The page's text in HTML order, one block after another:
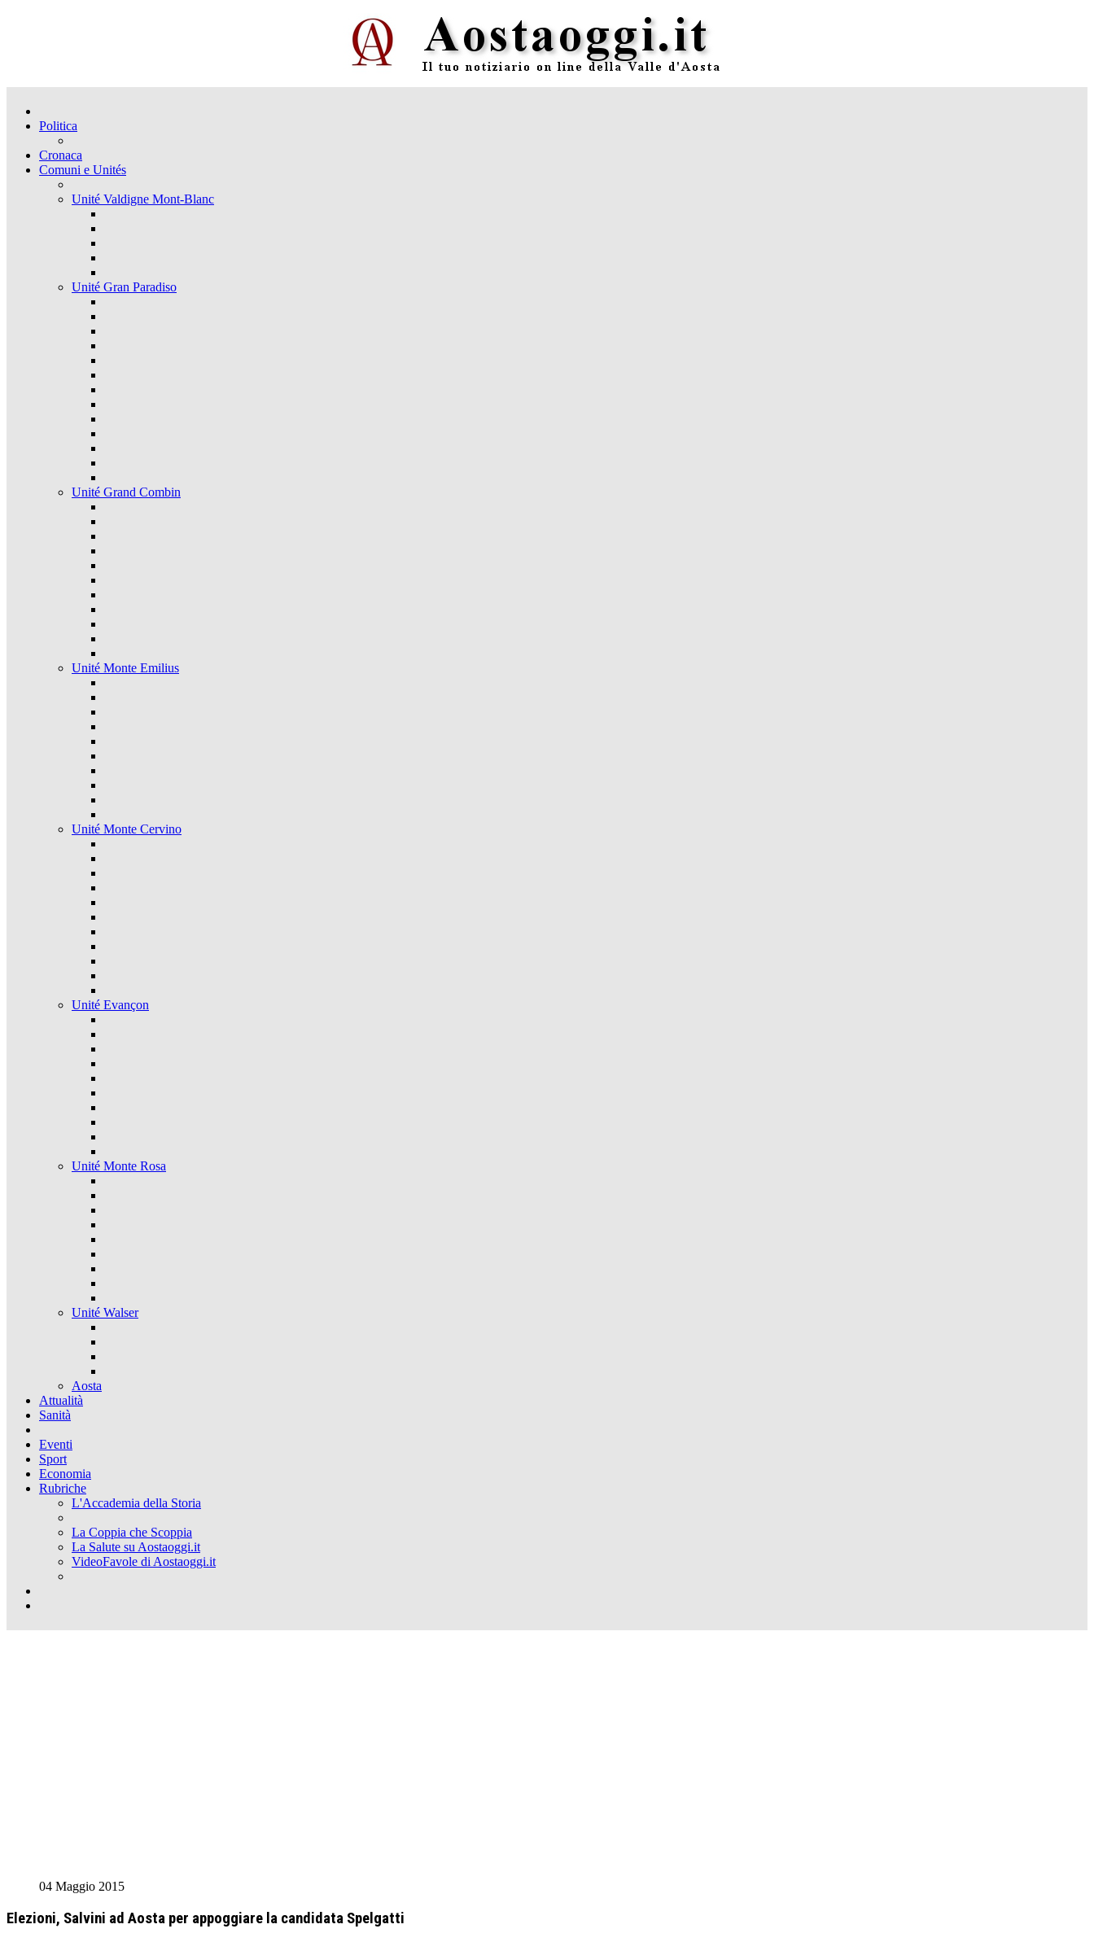
Politica
Cronaca
Comuni e Unités
Unité Valdigne Mont-Blanc
Unité Gran Paradiso
Unité Grand Combin
Unité Monte Emilius
Unité Monte Cervino
Unité Evançon
Unité Monte Rosa
Unité Walser
Aosta
Attualità
Sanità
Eventi
Sport
Economia
Rubriche
L'Accademia della Storia
La Coppia che Scoppia
La Salute su Aostaoggi.it
VideoFavole di Aostaoggi.it
04 Maggio 2015
Elezioni, Salvini ad Aosta per appoggiare la candidata Spelgatti